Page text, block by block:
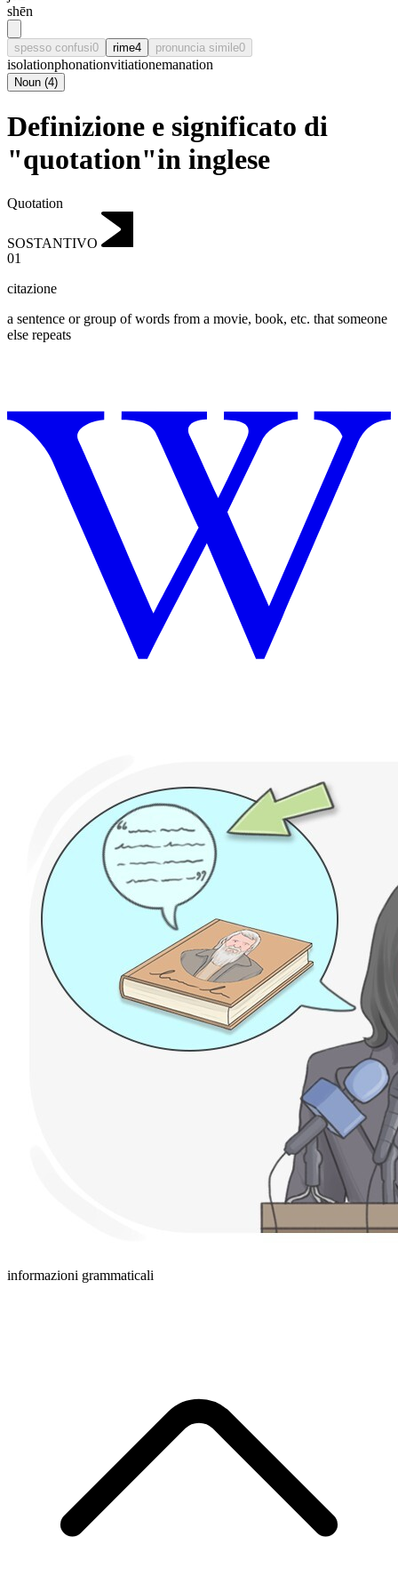
shēn
spesso confusi0 rime4 pronuncia simile0
isolationphonationvitiationemanation
Noun (4)
Definizione e significato di
"quotation"in inglese
Quotation
SOSTANTIVO
01
citazione
a sentence or group of words from a movie, book, etc. that someone
else repeats
informazioni grammaticali